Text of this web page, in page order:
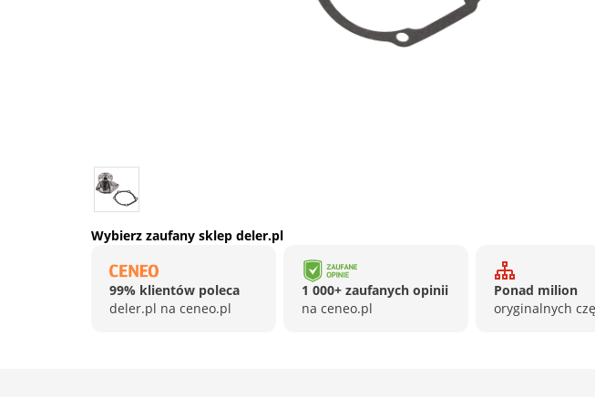
Wybierz zaufany sklep deler.pl
99% klientów poleca
deler.pl na ceneo.pl
1 000+ zaufanych opinii
na ceneo.pl
Ponad milion
oryginalnych